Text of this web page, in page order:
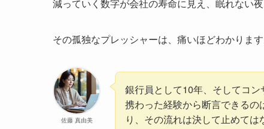
減っていく数字が会社の寿命に見え、眠れない
その孤独なプレッシャーは、痛いほどわかります
佐藤 真由美
銀行員として10年、そしてコ
携わった経験から断言できる
り、その流れは決して止めては